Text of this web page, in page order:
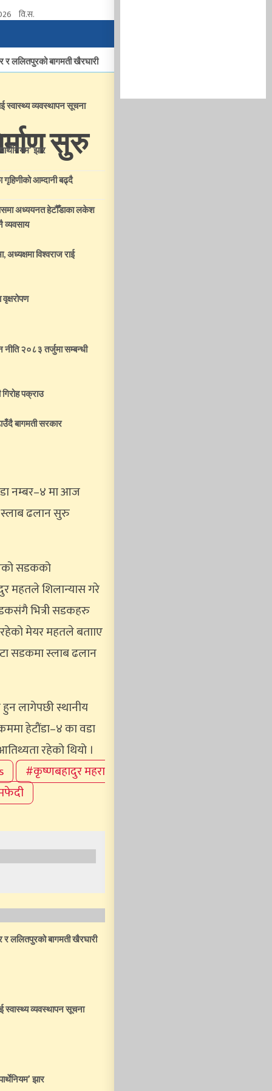
वि.स.
ललितपुरको बागमती खैरघारी
स्वास्थ्य व्यवस्थापन सूचना
झार
गृहिणीको आम्दानी बढ्दै
अध्ययनत हेटौँडाका लकेश
अध्यक्षमा विश्वराज राई
वृक्षरोपण
नीति २०८३ तर्जुमा सम्बन्धी
पक्राउ
बागमती सरकार
सुरु
नम्बर–४ मा आज
स्लाब ढलान सुरु
सडकको
महतले शिलान्यास गरे
भित्री सडकहरु
मेयर महतले बतााए
सडकमा स्लाब ढलान
लागेपछी स्थानीय
हेटौंडा–४ का वडा
रहेको थियो ।
#कृष्णबहादुर महरा
ललितपुरको बागमती खैरघारी
स्वास्थ्य व्यवस्थापन सूचना
झार